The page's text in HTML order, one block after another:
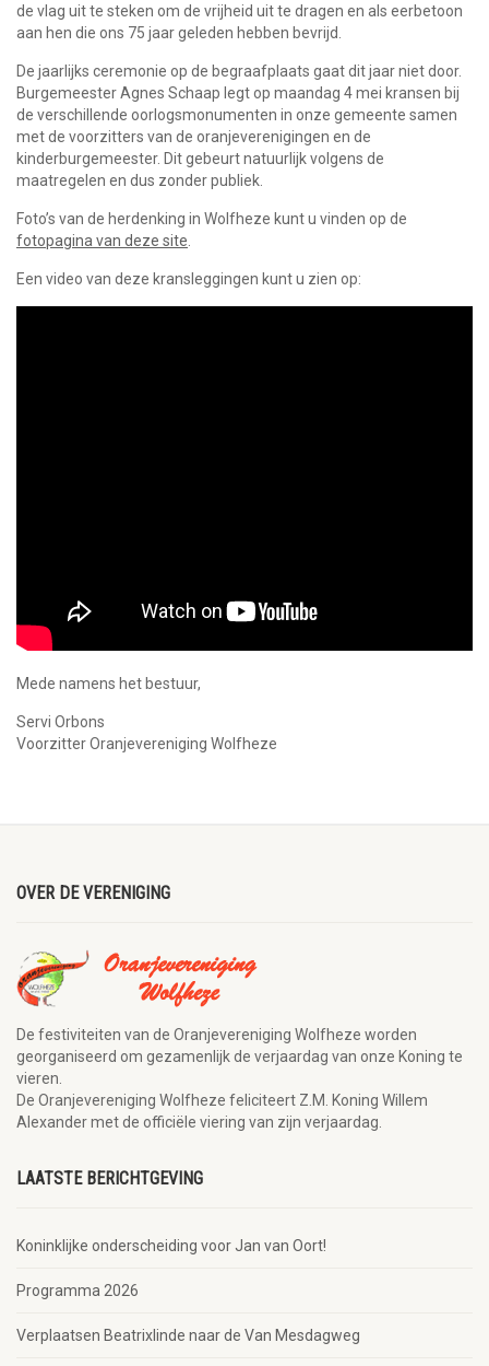
de vlag uit te steken om de vrijheid uit te dragen en als eerbetoon
aan hen die ons 75 jaar geleden hebben bevrijd.
De jaarlijks ceremonie op de begraafplaats gaat dit jaar niet door.
Burgemeester Agnes Schaap legt op maandag 4 mei kransen bij
de verschillende oorlogsmonumenten in onze gemeente samen
met de voorzitters van de oranjeverenigingen en de
kinderburgemeester. Dit gebeurt natuurlijk volgens de
maatregelen en dus zonder publiek.
Foto’s van de herdenking in Wolfheze kunt u vinden op de
fotopagina van deze site
Een video van deze kransleggingen kunt u zien op:
Mede namens het bestuur,
Servi Orbons
Voorzitter Oranjevereniging Wolfheze
OVER DE VERENIGING
De festiviteiten van de Oranjevereniging Wolfheze worden
georganiseerd om gezamenlijk de verjaardag van onze Koning te
vieren.
De Oranjevereniging Wolfheze feliciteert Z.M. Koning Willem
Alexander met de officiële viering van zijn verjaardag.
LAATSTE BERICHTGEVING
Koninklijke onderscheiding voor Jan van Oort!
Programma 2026
Verplaatsen Beatrixlinde naar de Van Mesdagweg